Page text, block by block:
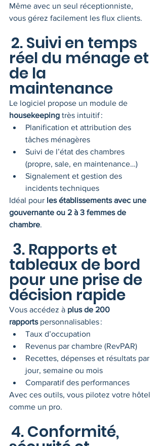
Même avec un seul réceptionniste,
vous gérez facilement les flux clients.
2. Suivi en temps
réel du ménage et
de la
maintenance
Le logiciel propose un module de
housekeeping très intuitif :
Planification et attribution des
tâches ménagères
Suivi de l’état des chambres
(propre, sale, en maintenance…)
Signalement et gestion des
incidents techniques
Idéal pour les établissements avec une
gouvernante ou 2 à 3 femmes de
chambre.
tableaux de bord
pour une prise de
décision rapide
Vous accédez à plus de 200
rapports personnalisables :
Taux d’occupation
Revenus par chambre (RevPAR)
Recettes, dépenses et résultats par
jour, semaine ou mois
Comparatif des performances
Avec ces outils, vous pilotez votre hôtel
comme un pro.
4. Conformité,